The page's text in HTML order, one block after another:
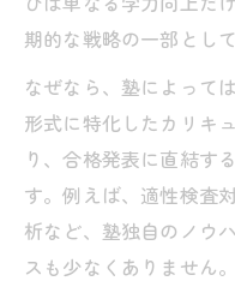
期的な戦略の一部とし
なぜなら、塾によって
形式に特化したカリキ
り、合格発表に直結す
す。例えば、適性検査
析など、塾独自のノウ
スも少なくありません。